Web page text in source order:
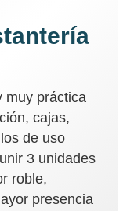
muy práctica
cajas,
de uso
3 unidades
roble,
presencia